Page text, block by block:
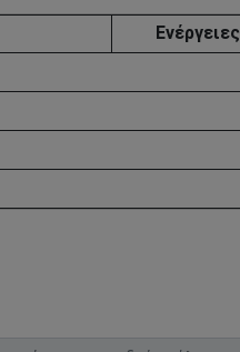
Ενέργειες